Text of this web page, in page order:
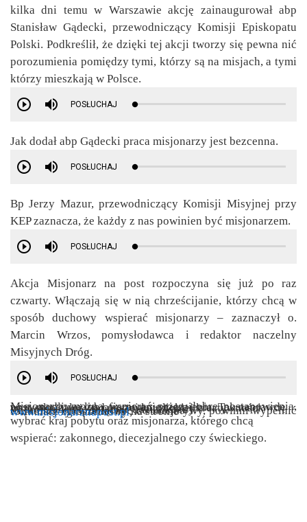
kilka dni temu w Warszawie akcję zainaugurował abp
Stanisław Gądecki, przewodniczący Komisji Episkopatu
Polski. Podkreślił, że dzięki tej akcji tworzy się pewna nić
porozumienia pomiędzy tymi, którzy są na misjach, a tymi
którzy mieszkają w Polsce.
POSŁUCHAJ
Jak dodał abp Gądecki praca misjonarzy jest bezcenna.
POSŁUCHAJ
Bp Jerzy Mazur, przewodniczący Komisji Misyjnej przy
KEP zaznacza, że każdy z nas powinien być misjonarzem.
POSŁUCHAJ
Akcja Misjonarz na post rozpoczyna się już po raz
czwarty. Włączają się w nią chrześcijanie, którzy chcą w
sposób duchowy wspierać misjonarzy – zaznaczył o.
Marcin Wrzos, pomysłodawca i redaktor naczelny
Misyjnych Dróg.
POSŁUCHAJ
Misjonarzy można wspierać przez dobre postanowienia, post, modlitwę lub ofiarowanie cierpienia. Tak naprawdę
wszystko zależy od naszej katolickiej kreatywności.
W projekcie może wziąć udział każdy.
Ci, którzy chcą dołączyć do inicjatywy, powinni wypełnić formularz zgłoszeniowy na stronie
www.misjonarznapost.pl,
wybrać kraj pobytu oraz misjonarza, którego chcą
wspierać: zakonnego, diecezjalnego czy świeckiego.